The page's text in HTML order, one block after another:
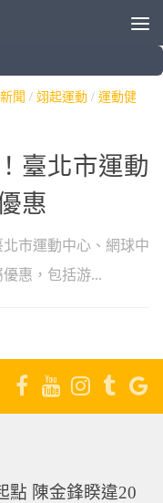
聞 / 翊起運動 / 運動健
臺北市運動
惠
市運動中心、網球中
惠，包括游...
點 陳金鋒睽違20